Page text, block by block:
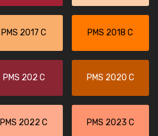
PMS 2017 C PMS 2018 C
PMS 202 C PMS 2020 C
PMS 2022 C PMS 2023 C